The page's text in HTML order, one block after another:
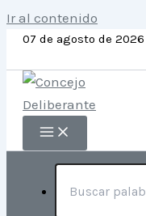
Ir al contenido
07 de agosto de 2026